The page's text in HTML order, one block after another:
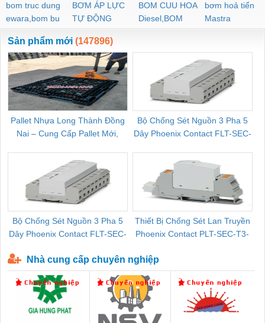
bom truc dung
ewara,bom bu
ewara
BƠM ÁP LỰC
TỰ ĐỘNG
BOM CUU HOA
Diesel,BOM
CHUA CHAY
bơm hoả tiển
Mastra
Sản phẩm mới (147896)
Pallet Nhựa Long Thành Đồng
Nai – Cung Cấp Pallet Mới,
Bộ Chống Sét Nguồn 3 Pha 5
Dây Phoenix Contact FLT-SEC-
Bộ Chống Sét Nguồn 3 Pha 5
Dây Phoenix Contact FLT-SEC-
Thiết Bị Chống Sét Lan Truyền
Phoenix Contact PLT-SEC-T3-
Nhà cung cấp chuyên nghiệp